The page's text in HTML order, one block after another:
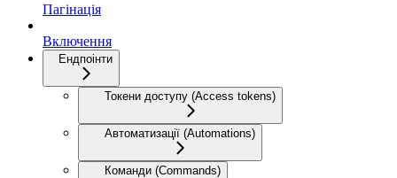
Пагінація
Включення
Ендпоінти
Токени доступу (Access tokens)
Автоматизації (Automations)
Команди (Commands)